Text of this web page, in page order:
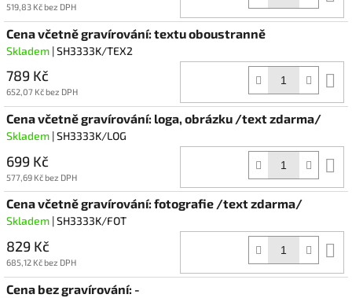
519,83 Kč bez DPH
Cena včetně gravírování: textu oboustranně
Skladem | SH3333K/TEX2
789 Kč
652,07 Kč bez DPH
Cena včetně gravírování: loga, obrázku /text zdarma/
Skladem | SH3333K/LOG
699 Kč
577,69 Kč bez DPH
Cena včetně gravírování: fotografie /text zdarma/
Skladem | SH3333K/FOT
829 Kč
685,12 Kč bez DPH
Cena bez gravírování: -